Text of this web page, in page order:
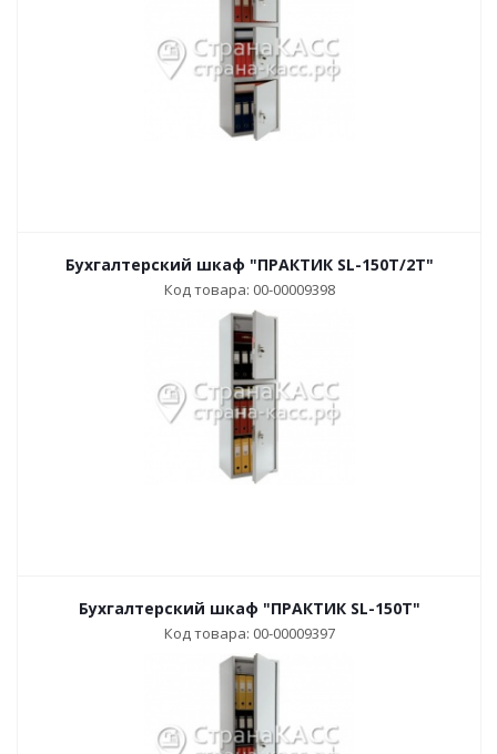
Бухгалтерский шкаф "ПРАКТИК SL-150T/2T"
Код товара: 00-00009398
Бухгалтерский шкаф "ПРАКТИК SL-150T"
Код товара: 00-00009397